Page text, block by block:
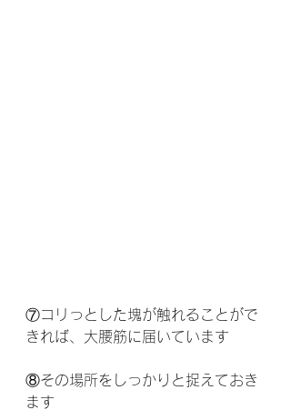
⑦コリっとした塊が触れることがで
きれば、大腰筋に届いています
⑧その場所をしっかりと捉えておき
ます